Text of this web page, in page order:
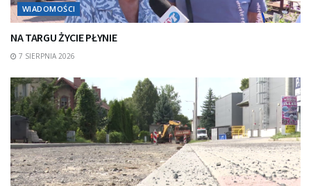
WIADOMOŚCI
NA TARGU ŻYCIE PŁYNIE
7 SIERPNIA 2026